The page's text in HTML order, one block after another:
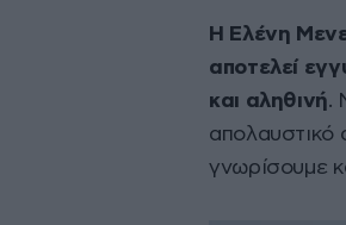
Η Ελένη
αποτελεί
και αληθινή.
απολαυστικό
γνωρίσουμε